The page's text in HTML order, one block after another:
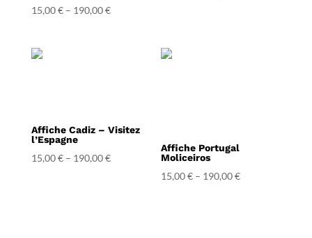
15,00€– 190,00€
Affiche Cadiz – Visitez
l’Espagne
15,00€– 190,00€
Affiche Portugal
Moliceiros
15,00€ – 190,00€